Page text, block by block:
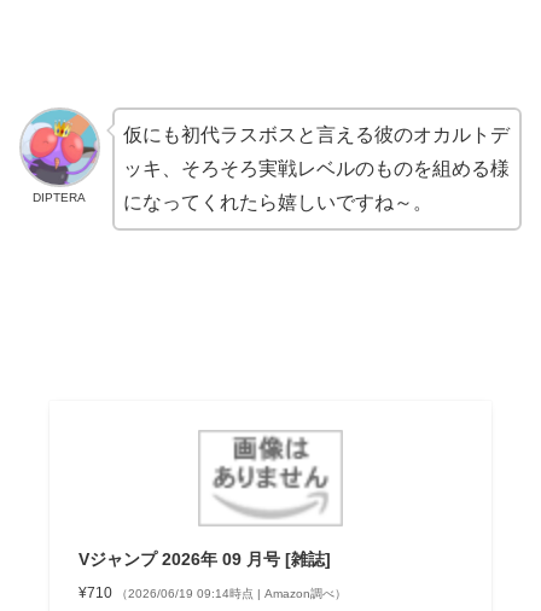
DIPTERA
仮にも初代ラスボスと言える彼のオカルトデ
ッキ、そろそろ実戦レベルのものを組める様
になってくれたら嬉しいですね～。
Vジャンプ 2026年 09 月号 [雑誌]
¥710 （2026/06/19 09:14時点 | Amazon調べ）